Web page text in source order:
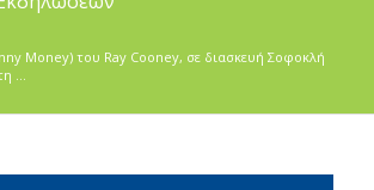
Money) του Ray Cooney, σε διασκευή Σοφοκλή
...